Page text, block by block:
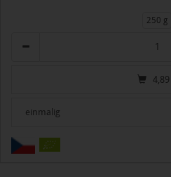
250 g
4,89